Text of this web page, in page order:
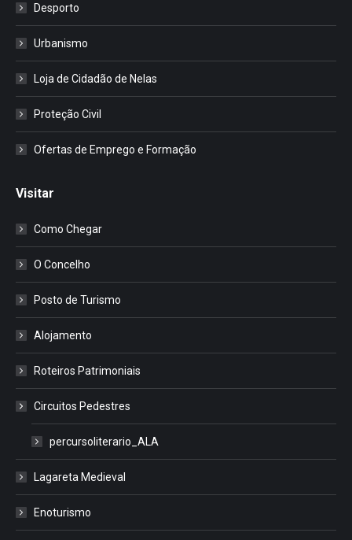
Desporto
Urbanismo
Loja de Cidadão de Nelas
Proteção Civil
Ofertas de Emprego e Formação
Visitar
Como Chegar
O Concelho
Posto de Turismo
Alojamento
Roteiros Patrimoniais
Circuitos Pedestres
percursoliterario_ALA
Lagareta Medieval
Enoturismo